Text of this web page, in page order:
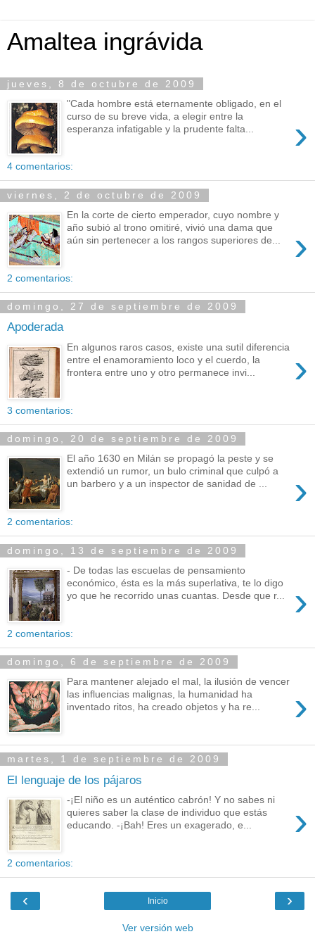
Amaltea ingrávida
jueves, 8 de octubre de 2009
›
"Cada hombre está eternamente obligado, en el
curso de su breve vida, a elegir entre la
esperanza infatigable y la prudente falta...
4 comentarios:
viernes, 2 de octubre de 2009
›
En la corte de cierto emperador, cuyo nombre y
año subió al trono omitiré, vivió una dama que
aún sin pertenecer a los rangos superiores de...
2 comentarios:
domingo, 27 de septiembre de 2009
Apoderada
›
En algunos raros casos, existe una sutil diferencia
entre el enamoramiento loco y el cuerdo, la
frontera entre uno y otro permanece invi...
3 comentarios:
domingo, 20 de septiembre de 2009
›
El año 1630 en Milán se propagó la peste y se
extendió un rumor, un bulo criminal que culpó a
un barbero y a un inspector de sanidad de ...
2 comentarios:
domingo, 13 de septiembre de 2009
›
- De todas las escuelas de pensamiento
económico, ésta es la más superlativa, te lo digo
yo que he recorrido unas cuantas. Desde que r...
2 comentarios:
domingo, 6 de septiembre de 2009
›
Para mantener alejado el mal, la ilusión de vencer
las influencias malignas, la humanidad ha
inventado ritos, ha creado objetos y ha re...
martes, 1 de septiembre de 2009
El lenguaje de los pájaros
›
-¡El niño es un auténtico cabrón! Y no sabes ni
quieres saber la clase de individuo que estás
educando. -¡Bah! Eres un exagerado, e...
2 comentarios:
‹ ›
Inicio
Ver versión web